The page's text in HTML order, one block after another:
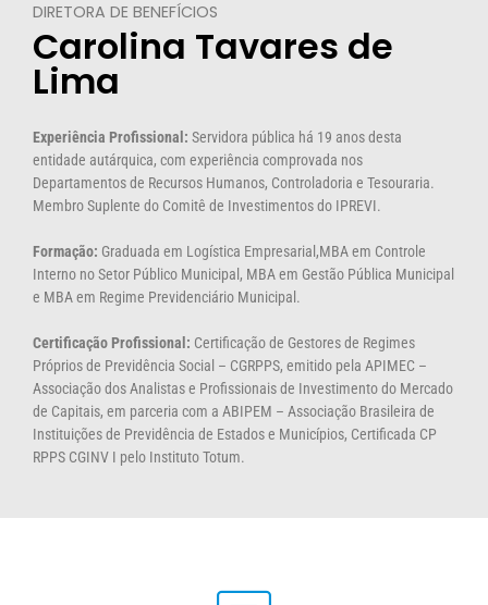
DIRETORA DE BENEFÍCIOS
Carolina Tavares de
Lima
Experiência Profissional: Servidora pública há 19 anos desta
entidade autárquica, com experiência comprovada nos
Departamentos de Recursos Humanos, Controladoria e Tesouraria.
Membro Suplente do Comitê de Investimentos do IPREVI.
Formação: Graduada em Logística Empresarial,MBA em Controle
Interno no Setor Público Municipal, MBA em Gestão Pública Municipal
e MBA em Regime Previdenciário Municipal.
Certificação Profissional: Certificação de Gestores de Regimes
Próprios de Previdência Social – CGRPPS, emitido pela APIMEC –
Associação dos Analistas e Profissionais de Investimento do Mercado
de Capitais, em parceria com a ABIPEM – Associação Brasileira de
Instituições de Previdência de Estados e Municípios, Certificada CP
RPPS CGINV I pelo Instituto Totum.